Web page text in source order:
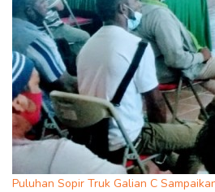
Puluhan Sopir Truk Galian C